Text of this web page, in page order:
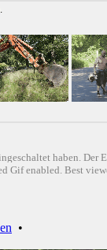
.
haben. Der
Gif enabled. Best
•